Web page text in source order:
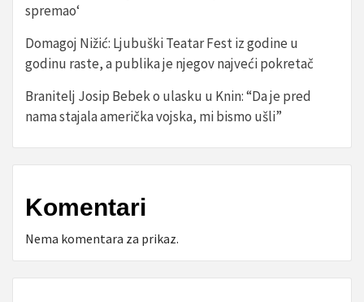
spremao‘
Domagoj Nižić: Ljubuški Teatar Fest iz godine u
godinu raste, a publika je njegov najveći pokretač
Branitelj Josip Bebek o ulasku u Knin: “Da je pred
nama stajala američka vojska, mi bismo ušli”
Komentari
Nema komentara za prikaz.